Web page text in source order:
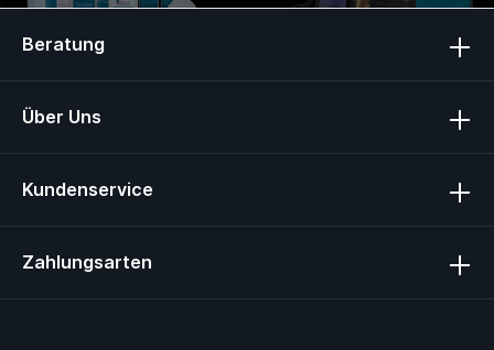
Beratung
Über Uns
Kundenservice
Zahlungsarten